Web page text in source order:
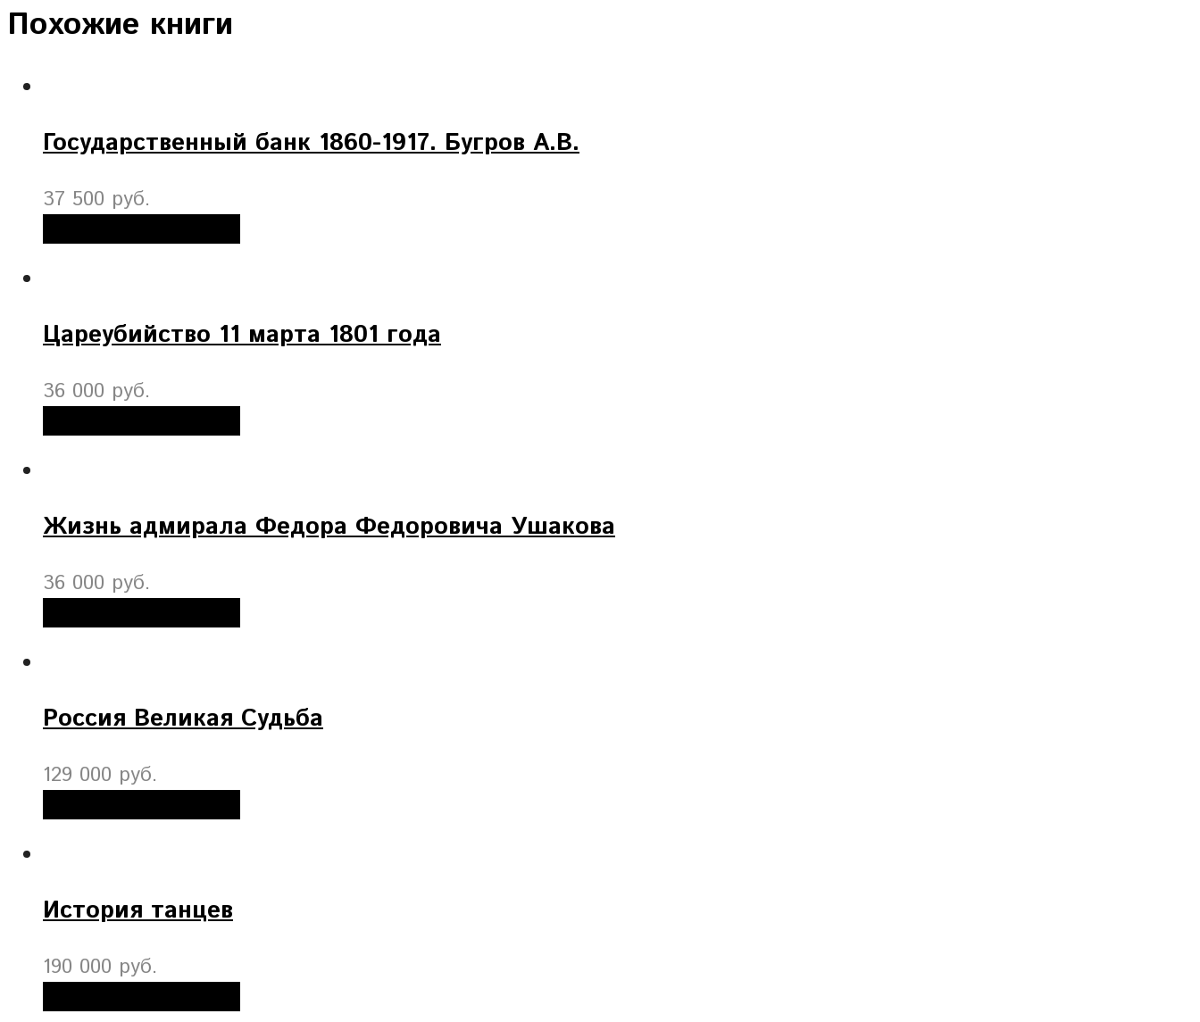
Похожие книги
Государственный банк 1860-1917. Бугров А.В.
37 500 руб.
Цареубийство 11 марта 1801 года
36 000 руб.
Жизнь адмирала Федора Федоровича Ушакова
36 000 руб.
Россия Великая Судьба
129 000 руб.
История танцев
190 000 руб.